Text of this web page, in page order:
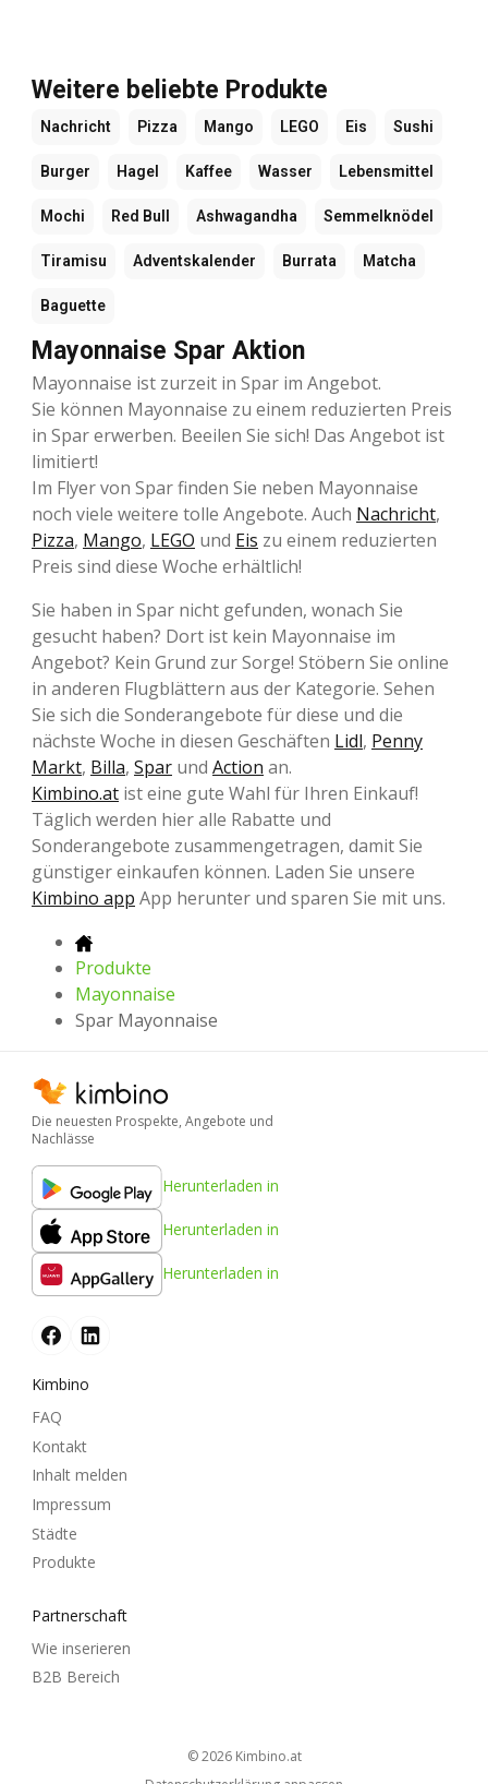
Weitere beliebte Produkte
Nachricht Pizza Mango LEGO Eis Sushi
Burger Hagel Kaffee Wasser Lebensmittel
Mochi Red Bull Ashwagandha Semmelknödel
Tiramisu Adventskalender Burrata Matcha
Baguette
Mayonnaise Spar Aktion
Mayonnaise ist zurzeit in Spar im Angebot.
Sie können Mayonnaise zu einem reduzierten Preis
in Spar erwerben. Beeilen Sie sich! Das Angebot ist
limitiert!
Im Flyer von Spar finden Sie neben Mayonnaise
noch viele weitere tolle Angebote. Auch Nachricht,
Pizza, Mango, LEGO und Eis zu einem reduzierten
Preis sind diese Woche erhältlich!
Sie haben in Spar nicht gefunden, wonach Sie
gesucht haben? Dort ist kein Mayonnaise im
Angebot? Kein Grund zur Sorge! Stöbern Sie online
in anderen Flugblättern aus der Kategorie. Sehen
Sie sich die Sonderangebote für diese und die
nächste Woche in diesen Geschäften Lidl, Penny
Markt, Billa, Spar und Action an.
Kimbino.at ist eine gute Wahl für Ihren Einkauf!
Täglich werden hier alle Rabatte und
Sonderangebote zusammengetragen, damit Sie
günstiger einkaufen können. Laden Sie unsere
Kimbino app App herunter und sparen Sie mit uns.
Produkte
Mayonnaise
Spar Mayonnaise
Die neuesten Prospekte, Angebote und
Nachlässe
Herunterladen in
Herunterladen in
Herunterladen in
Kimbino
FAQ
Kontakt
Inhalt melden
Impressum
Städte
Produkte
Partnerschaft
Wie inserieren
B2B Bereich
© 2026 kimbino.at